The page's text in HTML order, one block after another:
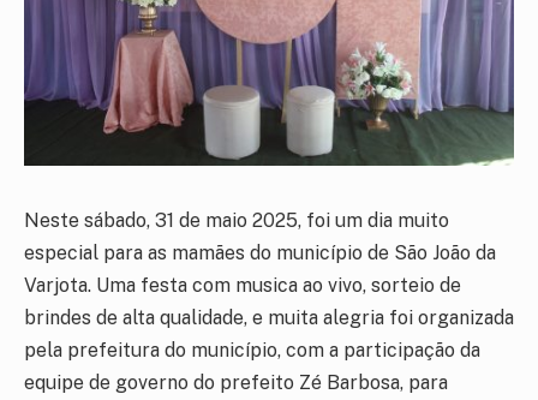
Neste sábado, 31 de maio 2025, foi um dia muito
especial para as mamães do município de São João da
Varjota. Uma festa com musica ao vivo, sorteio de
brindes de alta qualidade, e muita alegria foi organizada
pela prefeitura do município, com a participação da
equipe de governo do prefeito Zé Barbosa, para